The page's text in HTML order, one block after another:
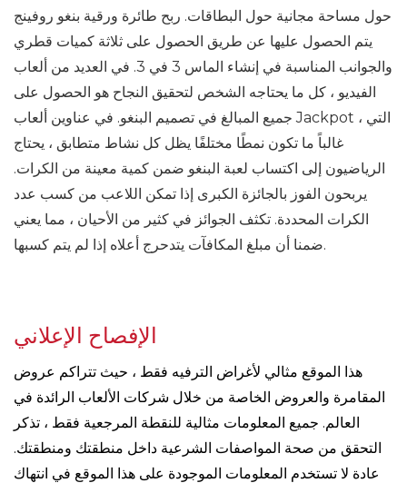
حول مساحة مجانية حول البطاقات. ربح طائرة ورقية بنغو روفينج
يتم الحصول عليها عن طريق الحصول على ثلاثة كميات قطري
والجوانب المناسبة في إنشاء الماس 3 في 3. في العديد من ألعاب
الفيديو ، كل ما يحتاجه الشخص لتحقيق النجاح هو الحصول على
جميع المبالغ في تصميم البنغو. في عناوين ألعاب Jackpot ، التي
غالباً ما تكون نمطًا مختلفًا يظل كل نشاط متطابق ، يحتاج
الرياضيون إلى اكتساب لعبة البنغو ضمن كمية معينة من الكرات.
يربحون الفوز بالجائزة الكبرى إذا تمكن اللاعب من كسب عدد
الكرات المحددة. تكثف الجوائز في كثير من الأحيان ، مما يعني
ضمنا أن مبلغ المكافآت يتدحرج أعلاه إذا لم يتم كسبها.
الإفصاح الإعلاني
هذا الموقع مثالي لأغراض الترفيه فقط ، حيث تتراكم عروض
المقامرة والعروض الخاصة من خلال شركات الألعاب الرائدة في
العالم. جميع المعلومات مثالية للنقطة المرجعية فقط ، تذكر
التحقق من صحة المواصفات الشرعية داخل منطقتك ومنطقتك.
عادة لا تستخدم المعلومات الموجودة على هذا الموقع في انتهاك